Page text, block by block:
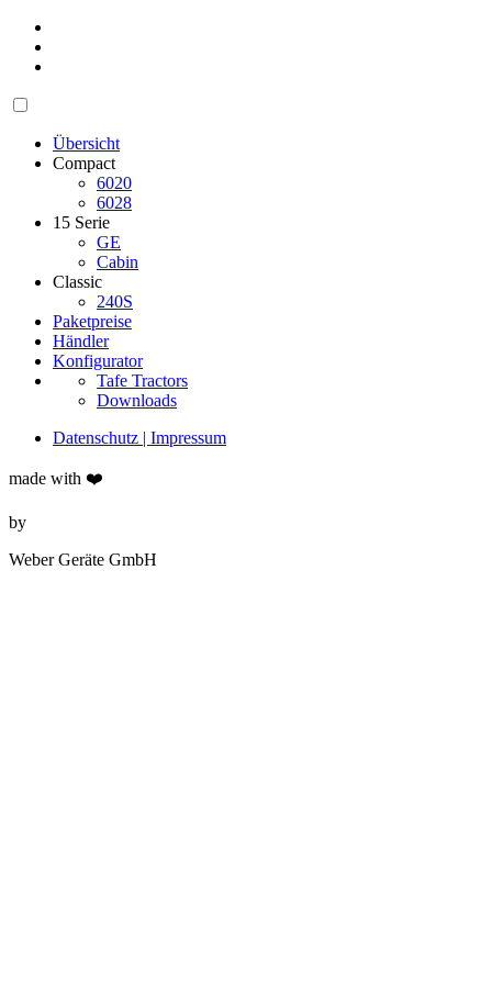
Übersicht
Compact
6020
6028
15 Serie
GE
Cabin
Classic
240S
Paketpreise
Händler
Konfigurator
Tafe Tractors
Downloads
Datenschutz | Impressum
made with ❤️
by
Weber Geräte GmbH